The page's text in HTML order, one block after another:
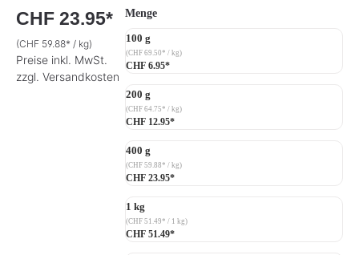
CHF 23.95*
(CHF 59.88* / kg)
Preise inkl. MwSt.
zzgl. Versandkosten
Mengeauswählen
100 g
(CHF 69.50* / kg)
CHF 6.95*
200 g
(CHF 64.75* / kg)
CHF 12.95*
400 g
(CHF 59.88* / kg)
CHF 23.95*
1 kg
(CHF 51.49* / 1 kg)
CHF 51.49*